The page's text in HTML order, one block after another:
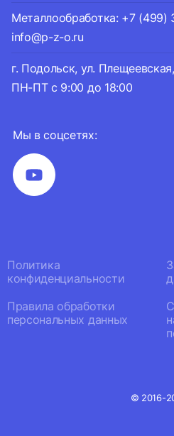
Мы в соцсетях:
Металлообработка: +7 (499)
info@p-z-o.ru
г. Подольск, ул.
ПН-ПТ с 9:00 до 18:00
Политика
конфиденциальности
Правила обработки
персональных данных
© 2016-